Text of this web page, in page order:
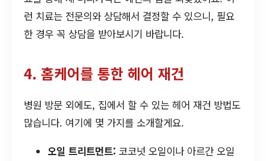
런 치료는 전문의와 상담해서 결정할 수 있으니, 필요
한 경우 꼭 상담을 받아보시기 바랍니다.
4. 홈케어를 통한 헤어 재건
병원 방문 외에도, 집에서 할 수 있는 헤어 재건 방법도
많습니다. 여기에 몇 가지를 소개할게요.
오일 트리트먼트: 코코넛 오일이나 아르간 오일